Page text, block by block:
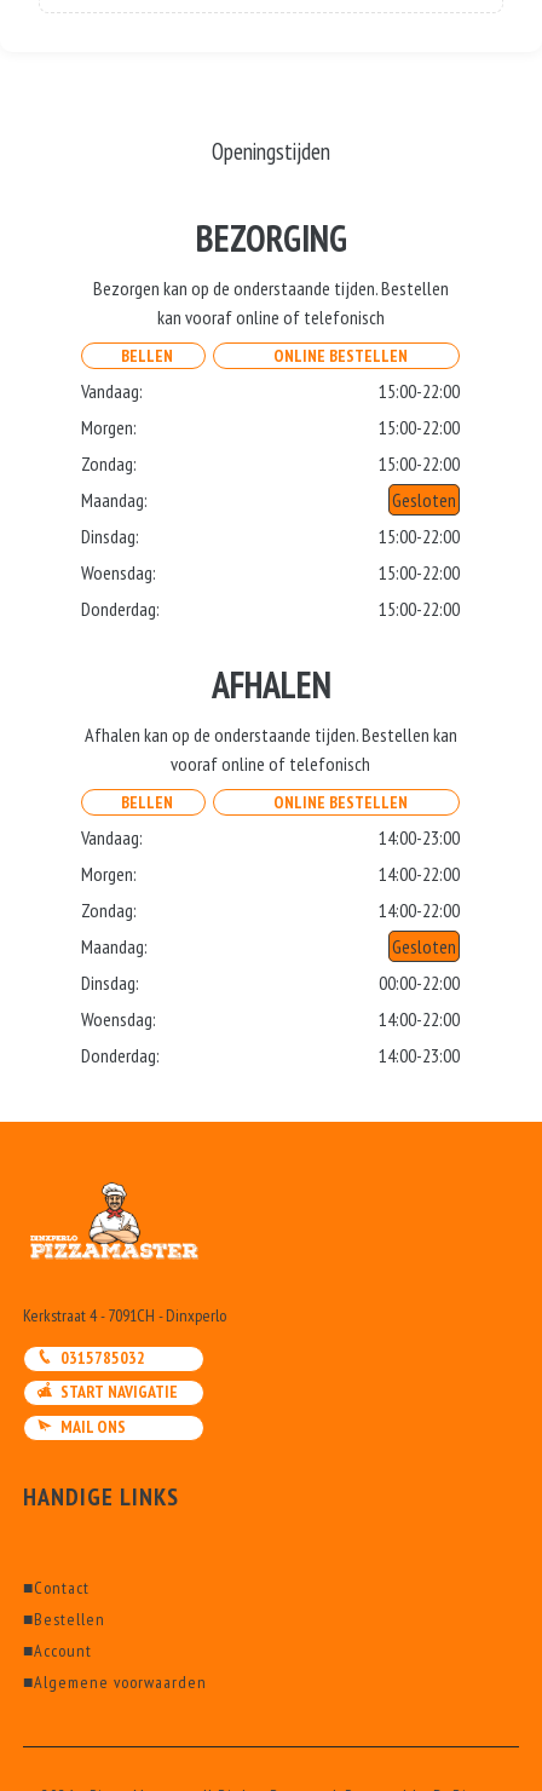
Openingstijden
BEZORGING
Bezorgen kan op de onderstaande tijden. Bestellen
kan vooraf online of telefonisch
BELLEN ONLINE BESTELLEN
Vandaag:
15:00-22:00
Morgen:
15:00-22:00
Zondag:
15:00-22:00
Maandag:
Gesloten
Dinsdag:
15:00-22:00
Woensdag:
15:00-22:00
Donderdag:
15:00-22:00
AFHALEN
Afhalen kan op de onderstaande tijden. Bestellen kan
vooraf online of telefonisch
BELLEN ONLINE BESTELLEN
Vandaag:
14:00-23:00
Morgen:
14:00-22:00
Zondag:
14:00-22:00
Maandag:
Gesloten
Dinsdag:
00:00-22:00
Woensdag:
14:00-22:00
Donderdag:
14:00-23:00
Kerkstraat 4 - 7091CH - Dinxperlo
0315785032
START NAVIGATIE
MAIL ONS
HANDIGE LINKS
■Contact
■Bestellen
■Account
■Algemene voorwaarden